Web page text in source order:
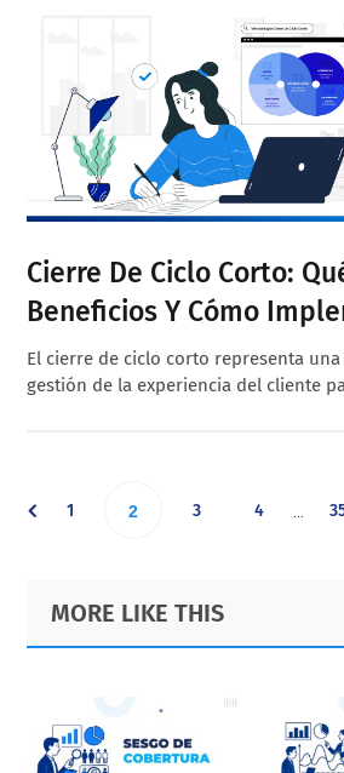
Cierre De Ciclo Corto:
Beneficios Y Cómo
El cierre de ciclo corto representa
gestión de la experiencia del cliente
Go
page
1 Go
page
2 Go
page
3 Go
4
pages
Primary
Sidebar
Footer
MORE LIKE THIS